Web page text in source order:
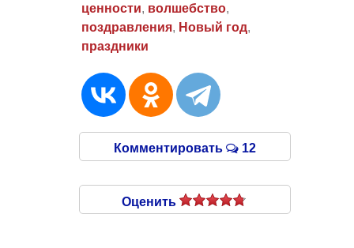
ценности, волшебство,
поздравления, Новый год,
праздники
Комментировать 12
Оценить